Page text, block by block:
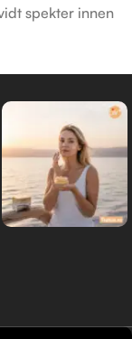
spekter innen
av Mon Platin
naturens